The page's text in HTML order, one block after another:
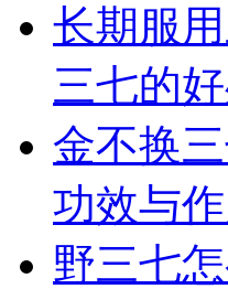
长期服
三七的
金不换
功效与作
野三七